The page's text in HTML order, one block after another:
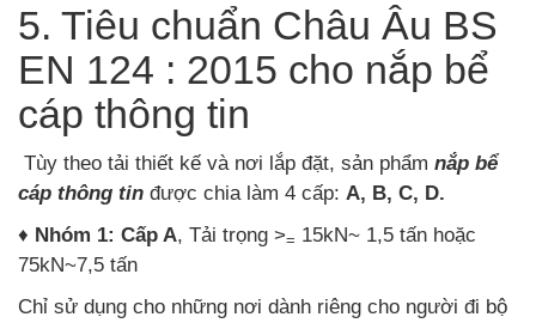
5. Tiêu chuẩn Châu Âu BS
EN 124 : 2015 cho nắp bể
cáp thông tin
Tùy theo tải thiết kế và nơi lắp đặt, sản phẩm nắp bể
cáp thông tin được chia làm 4 cấp: A, B, C, D.
♦ Nhóm 1: Cấp A, Tải trọng >= 15kN~ 1,5 tấn hoặc
75kN~7,5 tấn
Chỉ sử dụng cho những nơi dành riêng cho người đi bộ